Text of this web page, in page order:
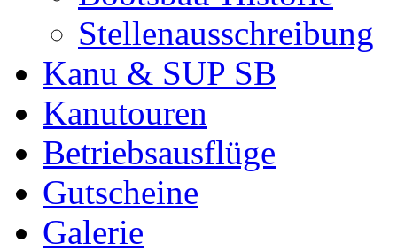
Stellenausschreibung
Kanu & SUP SB
Kanutouren
Betriebsausflüge
Gutscheine
Galerie